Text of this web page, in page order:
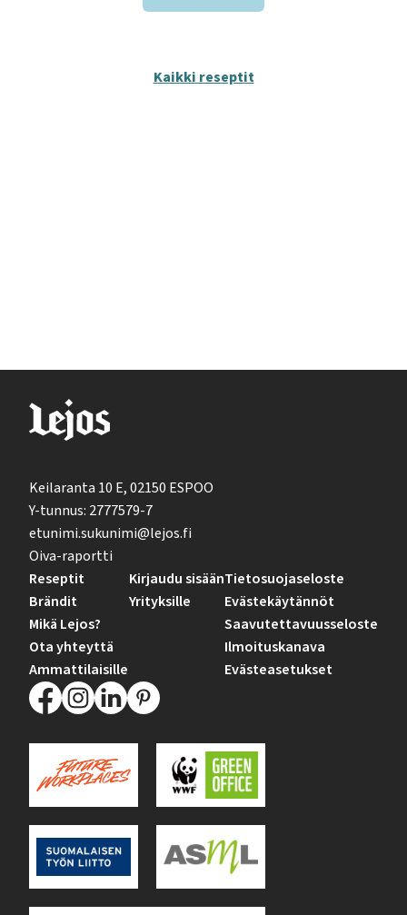
Kaikki reseptit
Keilaranta 10 E, 02150 ESPOO
Y-tunnus: 2777579-7
etunimi.sukunimi@lejos.fi
Oiva-raportti
Reseptit
Brändit
Mikä Lejos?
Ota yhteyttä
Ammattilaisille
Kirjaudu sisään
Yrityksille
Tietosuojaseloste
Evästekäytännöt
Saavutettavuusseloste
Ilmoituskanava
Evästeasetukset